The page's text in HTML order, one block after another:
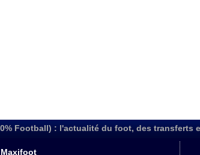
Football) : l'actualité du foot, des transferts